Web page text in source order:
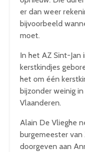
er dan weer
bijvoorbeeld
moet.
In het AZ Sint-Jan
kerstkindjes
het om één
bijzonder weinig
Vlaanderen.
Alain De Vlieghe
burgemeester van
doorgeven aan